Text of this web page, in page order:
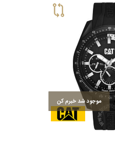
موجود شد خبرم کن